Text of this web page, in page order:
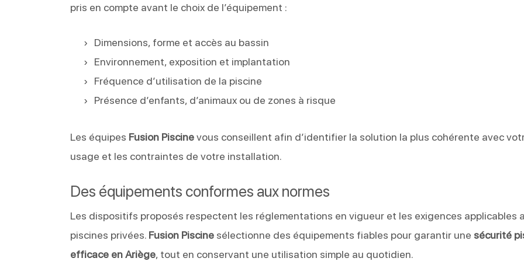
pris en compte avant le choix de l’équipement :
Dimensions, forme et accès au bassin
Environnement, exposition et implantation
Fréquence d’utilisation de la piscine
Présence d’enfants, d’animaux ou de zones à risque
Les équipes Fusion Piscinevous conseillent afin d’identifier la solution la plus cohérente avec
usage et les contraintes de votre installation.
Des équipements conformes aux normes
Les dispositifs proposés respectent les réglementations en vigueur et les exigences applicables
piscines privées. Fusion Piscine sélectionne des équipements fiables pour garantir une sécurité
efficace en Ariège, tout en conservant une utilisation simple au quotidien.